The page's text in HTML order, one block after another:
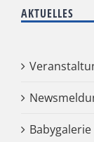
AKTUELLES
Babygalerie